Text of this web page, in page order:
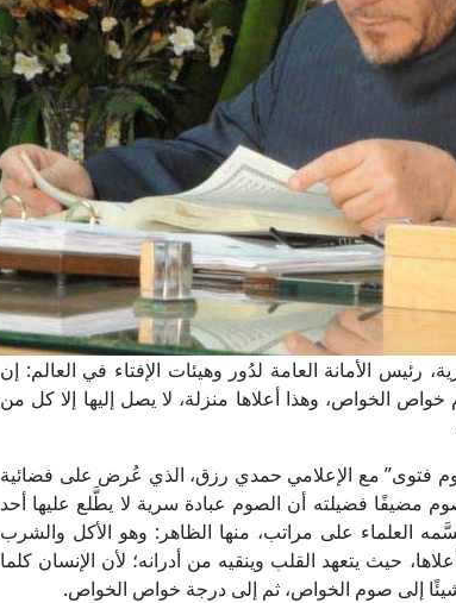
رئيس الأمانة العامة لدُور وهيئات الإفتاء في العالم: إن
الخواص، وهذا أعلاها منزلة، لا يصل إليها إلا كل من
فتوى” مع الإعلامي حمدي رزق، الذي عُرض على فضائية
فضيلته أن الصوم عبادة سرية لا يطَّلع عليها أحد
العلماء على مراتب، منها الظاهر: وهو الأكل والشرب
حيث يتعهد القلب وينقيه من أدرانه؛ لأن الإنسان كلما
إلى صوم الخواص، ثم إلى درجة خواص الخواص.